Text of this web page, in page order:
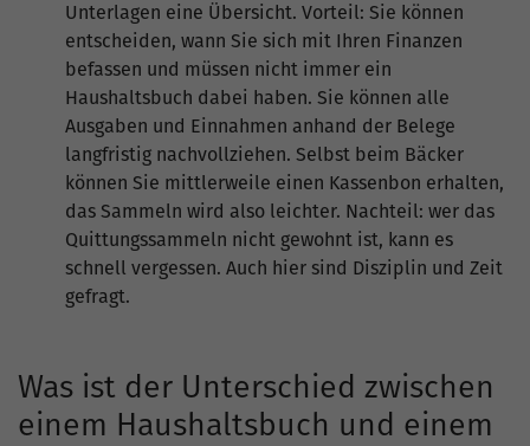
Unterlagen eine Übersicht. Vorteil: Sie können
entscheiden, wann Sie sich mit Ihren Finanzen
befassen und müssen nicht immer ein
Haushaltsbuch dabei haben. Sie können alle
Ausgaben und Einnahmen anhand der Belege
langfristig nachvollziehen. Selbst beim Bäcker
können Sie mittlerweile einen Kassenbon erhalten,
das Sammeln wird also leichter. Nachteil: wer das
Quittungssammeln nicht gewohnt ist, kann es
schnell vergessen. Auch hier sind Disziplin und Zeit
gefragt.
Was ist der Unterschied zwischen
einem Haushaltsbuch und einem